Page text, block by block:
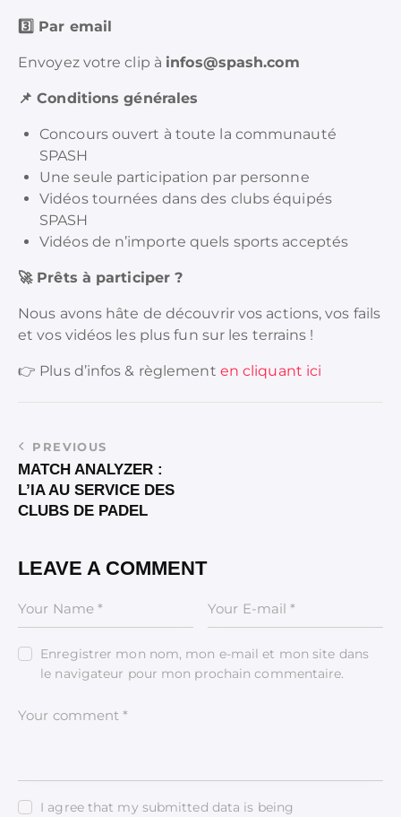
3️⃣ Par email
Envoyez votre clip à infos@spash.com
📌 Conditions générales
Concours ouvert à toute la communauté
SPASH
Une seule participation par personne
Vidéos tournées dans des clubs équipés
SPASH
Vidéos de n’importe quels sports acceptés
🚀Prêts à participer ?
Nous avons hâte de découvrir vos actions, vos fails
et vos vidéos les plus fun sur les terrains !
👉 Plus d’infos & règlement en cliquant ici
PREVIOUS
MATCH ANALYZER :
L’IA AU SERVICE DES
CLUBS DE PADEL
LEAVE A COMMENT
Enregistrer mon nom, mon e-mail et mon site dans
le navigateur pour mon prochain commentaire.
I agree that my submitted data is being